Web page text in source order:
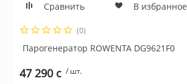
Сравнить В избранное
(0)
Парогенератор ROWENTA DG9621F0
47 290 c / шт.